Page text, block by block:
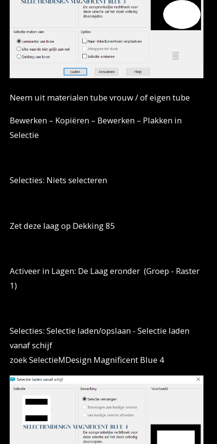
Neem uit materialen tube vrouw / of eigen tube
Bewerken – Kopiëren – Bewerken – Plakken in
Selectie
Selecties: Niets selecteren
Zet deze laag op Dekking 85
Activeer in Lagen: De Laag eronder (Groep - Raster
1)
Selecties: Selectie laden/opslaan - Selectie laden
vanaf schijf
zoek SelectieMDesign Magnificent Blue 4